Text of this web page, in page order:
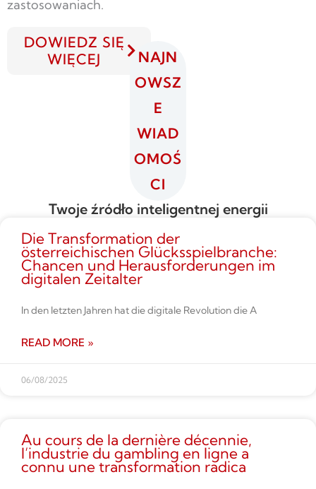
zastosowaniach.
DOWIEDZ SIĘ
WIĘCEJ
NAJN
OWSZ
E
WIAD
OMOŚ
CI
Twoje źródło inteligentnej energii
Die Transformation der
österreichischen Glücksspielbranche:
Chancen und Herausforderungen im
digitalen Zeitalter
In den letzten Jahren hat die digitale Revolution die A
READ MORE »
06/08/2025
Au cours de la dernière décennie,
l’industrie du gambling en ligne a
connu une transformation radica